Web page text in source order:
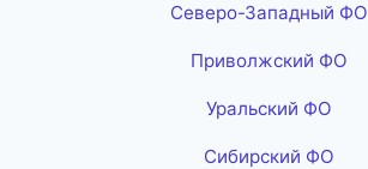
Северо-Западный ФО
Приволжский ФО
Уральский ФО
Сибирский ФО